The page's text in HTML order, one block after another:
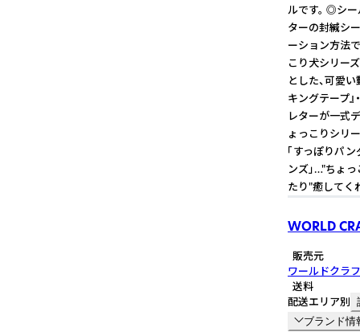
ルです。 ◎シ
ターの封緘シ
ーション方
こり犬シリー
とした、可愛
キングテープ』
レターが一式
ょっこりシリ
「すっぽりパ
ンズ」…"ちょ
たり"癒してく
WORLD
販売元
ワールドクラ
送料
配送エリア別
ブランド情